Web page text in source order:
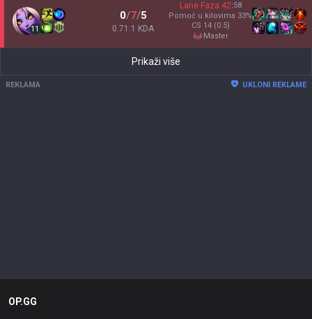
11
0/7/5
0.71:1 KDA
Lane Faza 42:58
Pomoć u kilovima 33%
CS 14 (0.5)
master
Prikaži više
REKLAMA UKLONI REKLAME
OP.GG